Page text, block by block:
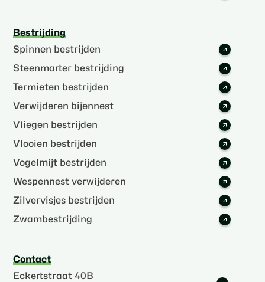
Bestrijding
Spinnen bestrijden
Steenmarter bestrijding
Termieten bestrijden
Verwijderen bijennest
Vliegen bestrijden
Vlooien bestrijden
Vogelmijt bestrijden
Wespennest verwijderen
Zilvervisjes bestrijden
Zwambestrijding
Contact
Eckertstraat 40B